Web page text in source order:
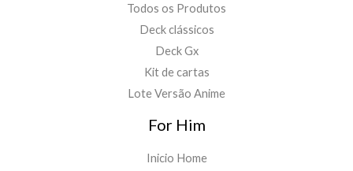
Todos os Produtos
Deck clássicos
Deck Gx
Kit de cartas
Lote Versão Anime
For Him
Inicio Home